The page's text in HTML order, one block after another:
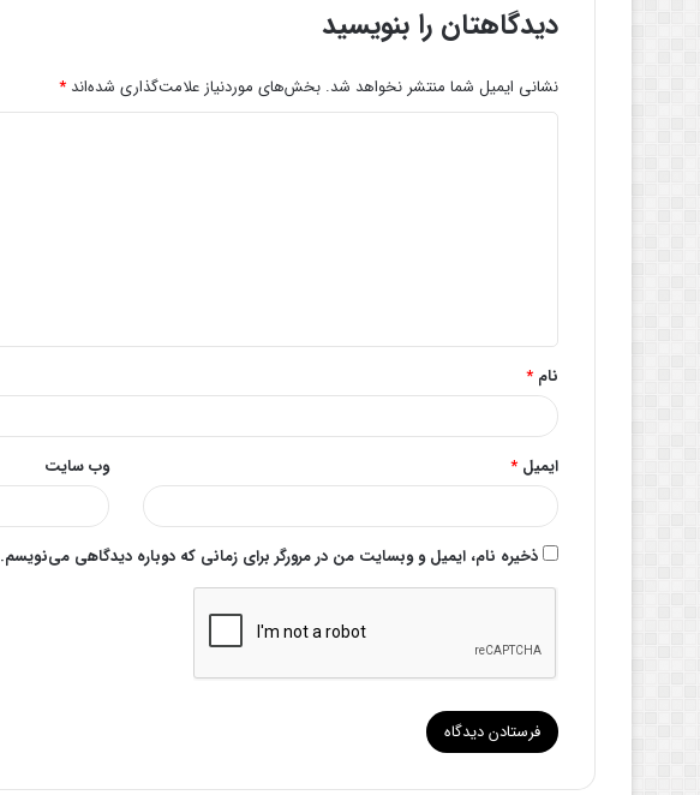
دیدگاهتان را بنویسید
نشانی ایمیل شما منتشر نخواهد شد. بخش‌های موردنیاز علامت‌گذاری شده‌اند *
*
نام *
ایمیل * وب‌ سایت
ذخیره نام، ایمیل و وبسایت من در مرورگر برای زمانی که دوباره دیدگاهی می‌نویسم.